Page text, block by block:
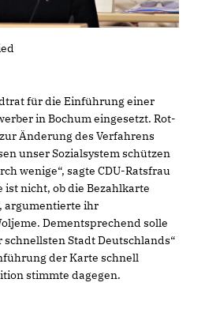
für die Einführung einer
in Bochum eingesetzt. Rot-
Änderung des Verfahrens
unser Sozialsystem schützen
wenige“, sagte CDU-Ratsfrau
ist nicht, ob die Bezahlkarte
argumentierte ihr
Dementsprechend solle
schnellsten Stadt Deutschlands“
der Karte schnell
stimmte dagegen.